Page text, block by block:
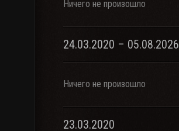
Ничего не произошло
24.03.2020 – 05.08.2026
Ничего не произошло
23.03.2020